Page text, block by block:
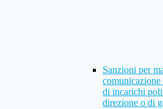
Sanzioni per
di incarichi
direzione o di